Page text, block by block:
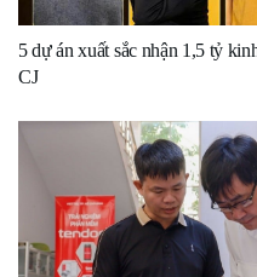
5 dự án xuất sắc nhận 1,5 tỷ
CJ